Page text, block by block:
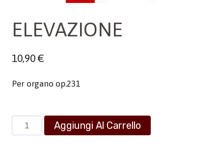
ELEVAZIONE
10,90€
Per organo op.231
ELEVAZIONE
quantità
Aggiungi Al Carrello